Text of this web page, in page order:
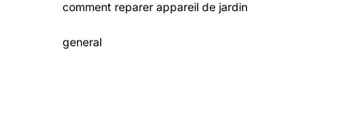
comment reparer appareil de jardin
general